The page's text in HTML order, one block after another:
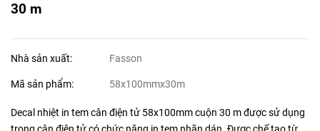
30 m
Nhà sản xuất: Fasson
Mã sản phẩm: 58x100mmx30m
Decal nhiệt in tem cân điện tử 58x100mm cuộn 30 m được sử dụng